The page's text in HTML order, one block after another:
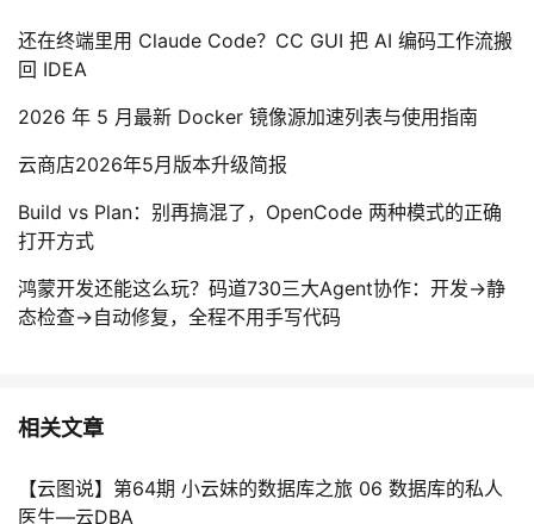
还在终端里用 Claude Code？CC GUI 把 AI 编码工作流搬
回 IDEA
2026 年 5 月最新 Docker 镜像源加速列表与使用指南
云商店2026年5月版本升级简报
Build vs Plan：别再搞混了，OpenCode 两种模式的正确
打开方式
鸿蒙开发还能这么玩？码道730三大Agent协作：开发→静
态检查→自动修复，全程不用手写代码
相关文章
【云图说】第64期 小云妹的数据库之旅 06 数据库的私人
医生—云DBA